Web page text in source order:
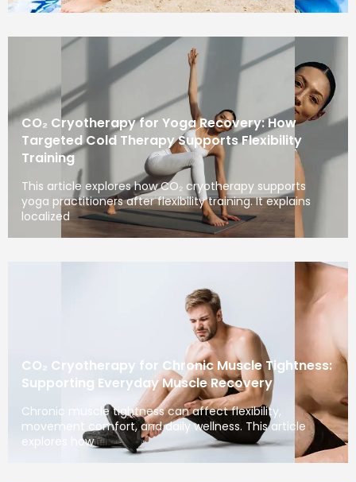
CO₂ Cryotherapy for Yoga Recovery: How
Targeted Cold Therapy Supports Flexibility
Training
This article explores how CO₂ cryotherapy supports
yoga practitioners after flexibility training. It explains
localized
CO₂ Cryotherapy for Chronic Muscle Tightness:
Supporting Everyday Muscle Recovery
Chronic muscle tightness can affect flexibility,
movement comfort, and daily wellness. This article
explores how